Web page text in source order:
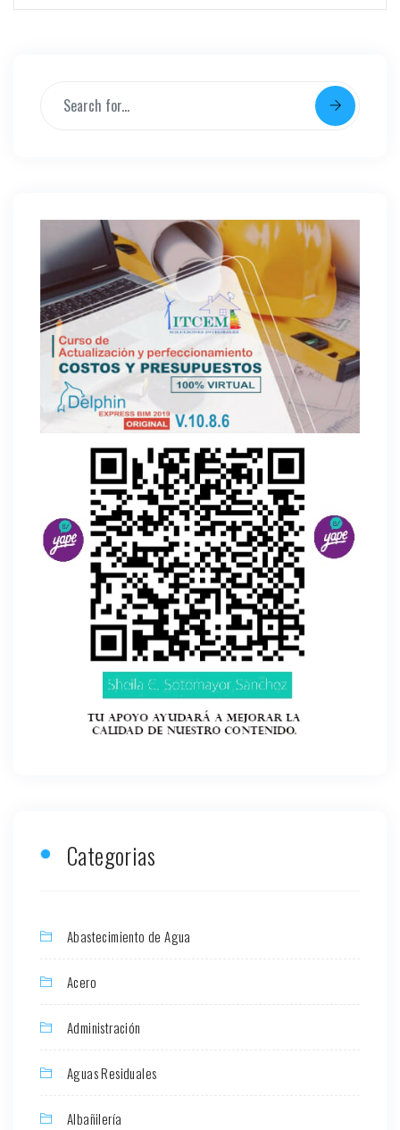
Categorias
Abastecimiento de Agua
Acero
Administración
Aguas Residuales
Albañilería